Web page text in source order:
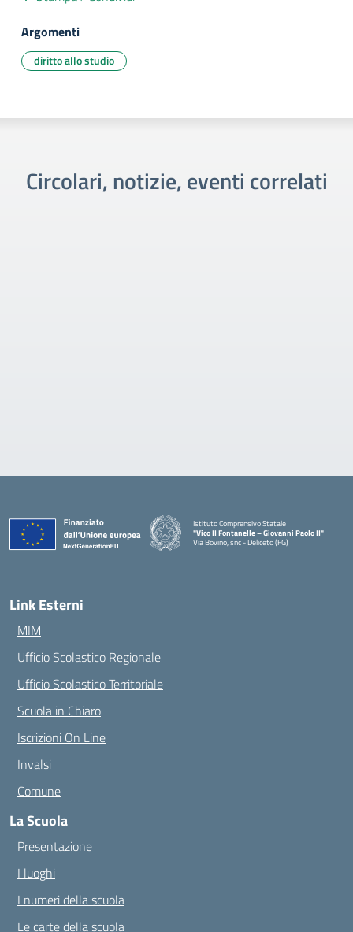
Argomenti
diritto allo studio
Circolari, notizie, eventi correlati
Istituto Comprensivo Statale
"Vico II Fontanelle – Giovanni Paolo II"
Via Bovino, snc - Deliceto (FG)
Link Esterni
MIM
Ufficio Scolastico Regionale
Ufficio Scolastico Territoriale
Scuola in Chiaro
Iscrizioni On Line
Invalsi
Comune
La Scuola
Presentazione
I luoghi
I numeri della scuola
Le carte della scuola